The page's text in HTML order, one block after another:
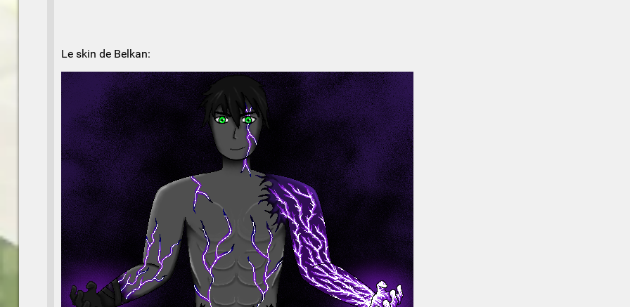
Le skin de Belkan: